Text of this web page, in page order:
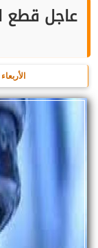
عاجل قطع
الأربعاء